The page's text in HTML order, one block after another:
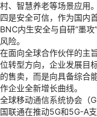
村、智慧养老等场景应用。
四是安全可信，作为国内
BNC内生安全与自研“墨
风险。
在面向全球合作伙伴的主
位转型方向，企业发展目
的售卖，而是向具备综合
作企业全新增长曲线。
全球移动通信系统协会（
国联通在推动5G和5G-A